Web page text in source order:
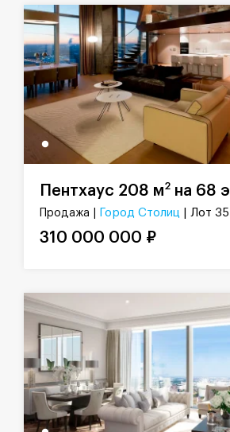
Пентхаус 208 м2 на 68
Продажа | Город Столиц | Лот
310 000 000 ₽